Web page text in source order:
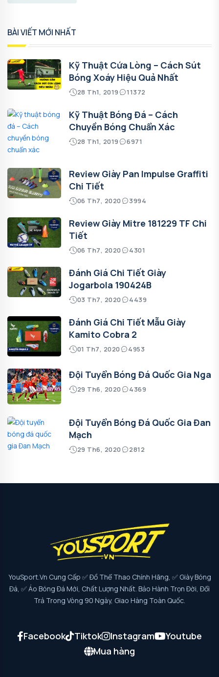
BÀI VIẾT MỚI NHẤT
Kỹ Thuật Cứa Lòng – Cách Sút
Bóng Xoáy Hiệu Quả Nhất
28 Th1, 2019 11372
Kỹ Thuật Bóng Đá – Cách
Chuyền Bóng Chuẩn Xác
28 Th1, 2019 6971
Review Giày Pan Impulse Graffiti
Chi Tiết
06 Th7, 2020 3994
Review Giày Mitre 181229 TF Chi
Tiết
06 Th7, 2020 4301
Đánh Giá Chi Tiết Giày
Jogarbola 190424B
03 Th7, 2020 4439
Đánh Giá Chi Tiết Mẫu Giày
Kamito Cobra 2
01 Th7, 2020 4953
Đội Tuyển Bóng Đá Quốc Gia Nga
29 Th6, 2020 4369
Đội Tuyển Bóng Đá Quốc Gia Đan
Mạch
29 Th6, 2020 2812
YouSport.vn Cung Cấp ✅ Đồ Thể Thao Chính Hãng, ✅ Giày Bóng
Đá, ✅ Áo Bóng Đá Mới, Chất Lượng Nhất. Bảo Hành Trọn Đời, Đổi
Trả Trong Vòng 90 Ngày, Giao Hàng Toàn Quốc.
Facebook Tiktok Instagram
Youtube
Mua hàng